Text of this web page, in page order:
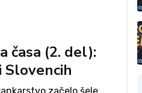
časa (2. del):